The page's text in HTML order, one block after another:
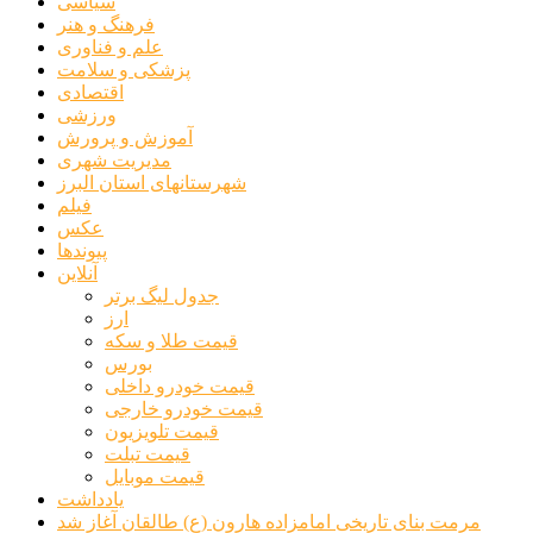
فرهنگ و هنر
علم و فناوری
پزشکی و سلامت
اقتصادی
ورزشی
آموزش و پرورش
مدیریت شهری
شهرستانهای استان البرز
فیلم
عکس
پیوندها
آنلاین
جدول لیگ برتر
ارز
قیمت طلا و سکه
بورس
قیمت خودرو داخلی
قیمت خودرو خارجی
قیمت تلویزیون
قیمت تبلت
قیمت موبایل
یادداشت
مرمت بنای تاریخی امامزاده هارون (ع) طالقان آغاز شد